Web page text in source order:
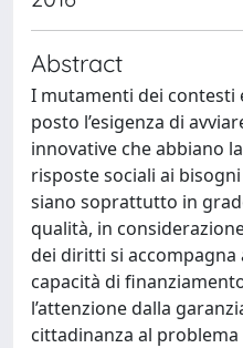
Abstract
I mutamenti dei contesti
posto l’esigenza di
innovative che abbiano
risposte sociali ai
siano soprattutto in
qualità, in
dei diritti si accompagna
capacità di
l’attenzione dalla
cittadinanza al